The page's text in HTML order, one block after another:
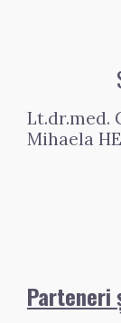
Lt.dr.med.
Mihaela
Parteneri